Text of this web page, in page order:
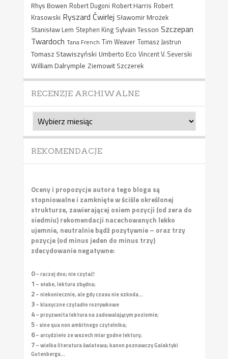
Rhys Bowen Robert Dugoni Robert Harris Robert
Krasowski Ryszard Ćwirlej Sławomir Mrożek
Stanisław Lem Stephen King Sylvain Tesson Szczepan
Twardoch Tana French Tim Weaver Tomasz Jastrun
Tomasz Stawiszyński Umberto Eco Vincent V. Severski
William Dalrymple Ziemowit Szczerek
RECENZJE ARCHIWALNE
Recenzje
archiwalne
REKOMENDACJE
Oceny i propozycje autora tego bloga są
stopniowalne i zamknięte w ściśle określonej
strukturze, zawierającej osiem pozycji (od zera do
siedmiu) rekomendacji nacechowanych lekko
ujemnie, neutralnie bądź pozytywnie – oraz trzy
pozycje (od minus jeden do minus trzy)
zdecydowanie negatywne:
0– raczej dno; nie czytać!
1 – słabe, lektura zbędna;
2– niekoniecznie, ale gdy czasu nie szkoda...
3– klasyczne czytadło rozrywkowe
4– przyzwoita lektura na zadowalającym poziomie;
5- sine qua non ambitnego czytelnika;
6– arcydzieło ze wszech miar godne lektury;
7– wielka literatura światowa; kanon poznawczy Galaktyki
Gutenberga...